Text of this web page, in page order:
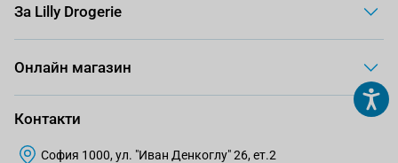
За Lilly Drogerie
Онлайн магазин
Контакти
София 1000, ул. "Иван Денкоглу" 26, ет.2